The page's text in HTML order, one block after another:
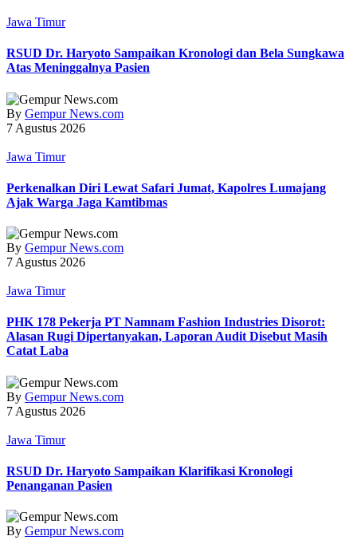
Jawa Timur
RSUD Dr. Haryoto Sampaikan Kronologi dan Bela Sungkawa
Atas Meninggalnya Pasien
By Gempur News.com
7 Agustus 2026
Jawa Timur
Perkenalkan Diri Lewat Safari Jumat, Kapolres Lumajang
Ajak Warga Jaga Kamtibmas
By Gempur News.com
7 Agustus 2026
Jawa Timur
PHK 178 Pekerja PT Namnam Fashion Industries Disorot:
Alasan Rugi Dipertanyakan, Laporan Audit Disebut Masih
Catat Laba
By Gempur News.com
7 Agustus 2026
Jawa Timur
RSUD Dr. Haryoto Sampaikan Klarifikasi Kronologi
Penanganan Pasien
By Gempur News.com